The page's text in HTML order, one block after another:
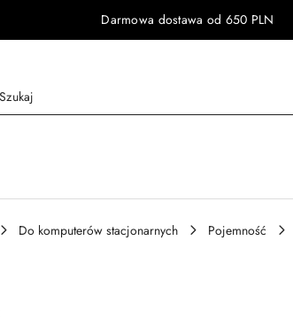
Darmowa dostawa od 650 PLN
Do komputerów stacjonarnych Pojemność